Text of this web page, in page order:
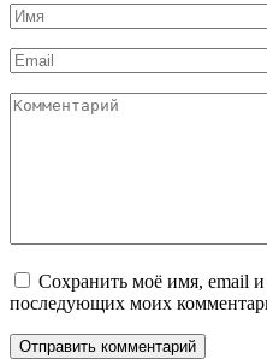
Имя
*
Email
*
Комментарий
Сохранить моё имя, email и
последующих моих